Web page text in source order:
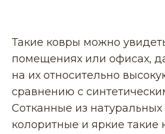
Такие ковры можно
помещениях или офисах,
на их относительно
сравнению с
Сотканные из натуральных
колоритные и яркие такие